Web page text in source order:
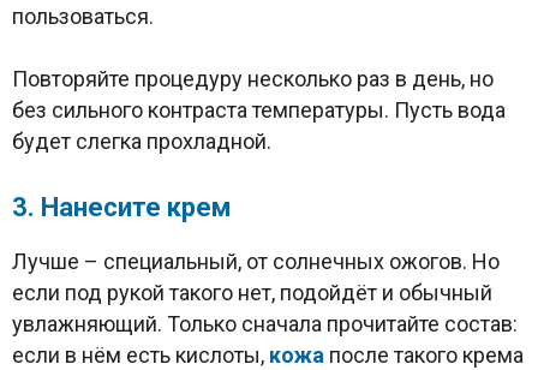
пользоваться.
Повторяйте процедуру несколько раз в день, но
без сильного контраста температуры. Пусть вода
будет слегка прохладной.
3. Нанесите крем
Лучше – специальный, от солнечных ожогов. Но
если под рукой такого нет, подойдёт и обычный
увлажняющий. Только сначала прочитайте состав:
если в нём есть кислоты, кожа после такого крема